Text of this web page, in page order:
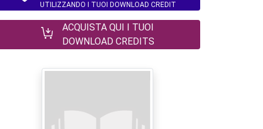
UTILIZZANDO I TUOI DOWNLOAD CREDIT
ACQUISTA QUI I TUOI
DOWNLOAD CREDITS